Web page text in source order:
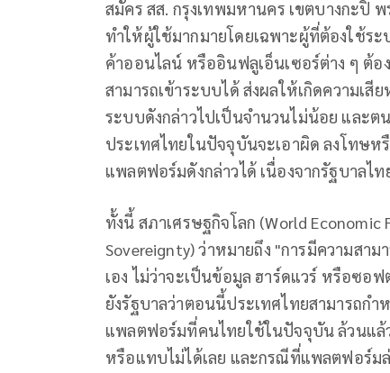
สมัคร สส. กรุงเทพมหานคร เขตบางกะปิ
ทำให้ผู้ใช้มากมายโดยเฉพาะผู้ที่ต้องใช้ระ
ค้าออนไลน์ หรืออินฟลูเอ็นเซอร์ต่าง ๆ ต้
สามารถเข้าระบบได้ ส่งผลให้เกิดความเ
ระบบดังกล่าวไปเป็นจำนวนไม่น้อย และต
ประเทศไทยในปัจจุบันจะเอาผิด ลงโทษห
แพลตฟอร์มดังกล่าวได้ เนื่องจากรัฐบาลไ
ทั้งนี้ สภาเศรษฐกิจโลก (World
Sovereignty) ว่าหมายถึง "การมีความสา
เอง ไม่ว่าจะเป็นข้อมูล ฮาร์ดแวร์ หรือซอ
ยังรัฐบาลว่าตอนนี้ประเทศไทยสามารถกำ
แพลตฟอร์มที่คนไทยใช้ในปัจจุบัน ล้วนแล้
หรือแทบไม่ได้เลย และกรณีที่แพลตฟอร์ม